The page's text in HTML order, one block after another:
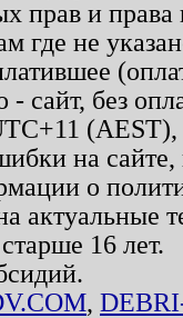
прав и
где не
сайт, без
на
о
актуальные
16 лет.
,